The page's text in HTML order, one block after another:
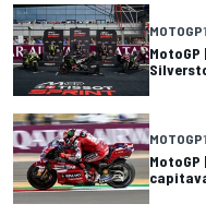
MOTOGP
MOTOGP